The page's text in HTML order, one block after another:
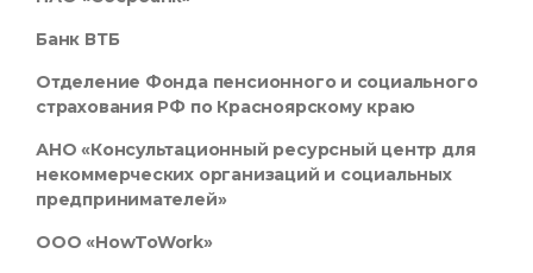
Банк ВТБ
Отделение Фонда пенсионного и социального
страхования РФ по Красноярскому краю
АНО «Консультационный ресурсный центр для
некоммерческих организаций и социальных
предпринимателей»
ООО «HowToWork»